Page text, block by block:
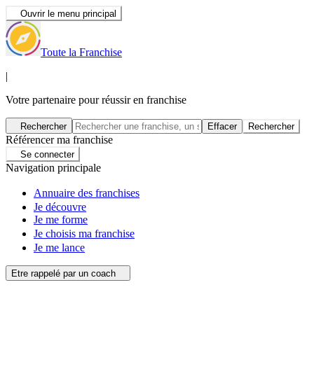
Ouvrir le menu principal
Toute la Franchise
|
Votre partenaire pour réussir en franchise
Rechercher Effacer Rechercher
Référencer ma franchise
Se connecter
Navigation principale
Annuaire des franchises
Je découvre
Je me forme
Je choisis ma franchise
Je me lance
Etre rappelé par un coach